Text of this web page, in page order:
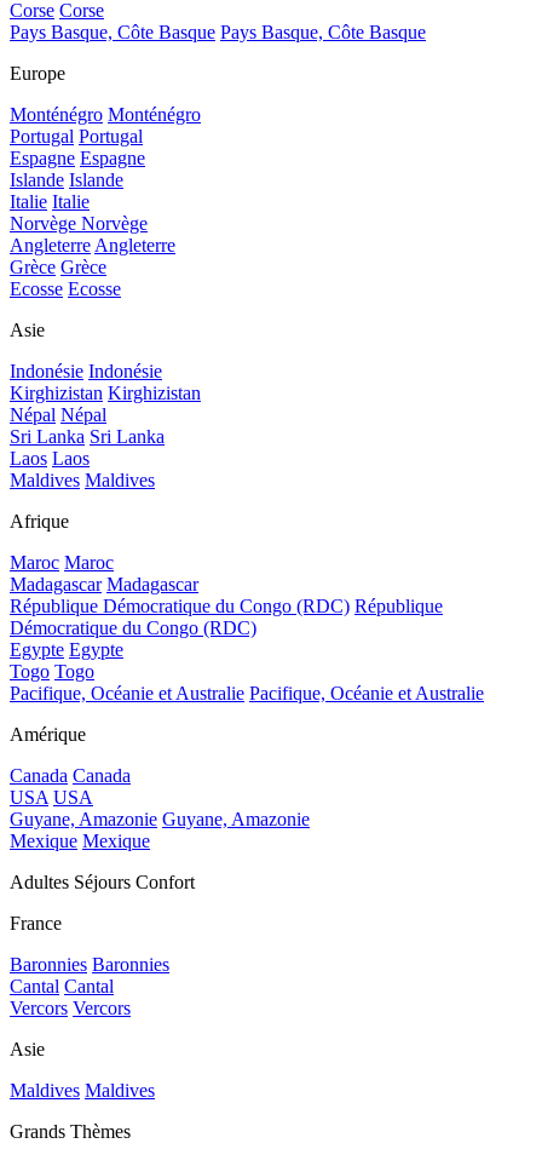
Corse Corse
Pays Basque, Côte Basque Pays Basque, Côte Basque
Europe
Monténégro Monténégro
Portugal Portugal
Espagne Espagne
Islande Islande
Italie Italie
Norvège Norvège
AngleterreAngleterre
Grèce Grèce
Ecosse Ecosse
Asie
Indonésie Indonésie
Kirghizistan Kirghizistan
Népal Népal
Sri Lanka Sri Lanka
Laos Laos
Maldives Maldives
Afrique
Maroc Maroc
Madagascar Madagascar
République Démocratique du Congo (RDC) République
Démocratique du Congo (RDC)
Egypte Egypte
Togo Togo
Pacifique, Océanie et Australie Pacifique, Océanie et Australie
Amérique
Canada Canada
USA USA
Guyane, Amazonie Guyane, Amazonie
Mexique Mexique
Adultes Séjours Confort
France
Baronnies Baronnies
Cantal Cantal
Vercors Vercors
Asie
Maldives Maldives
Grands Thèmes